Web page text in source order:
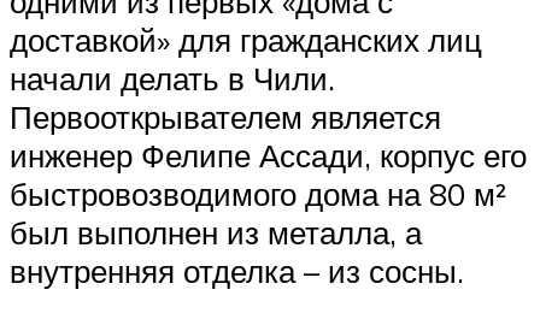
доставкой» для гражданских лиц
начали делать в Чили.
Первооткрывателем является
инженер Фелипе Ассади, корпус его
быстровозводимого дома на 80 м²
был выполнен из металла, а
внутренняя отделка – из сосны.